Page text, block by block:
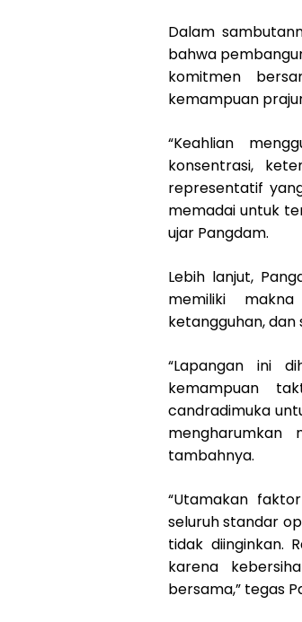
Dalam
bahwa
komitmen
kemampuan
“Keahlian
konsentrasi,
representatif
memadai untuk
ujar Pangdam.
Lebih lanjut,
memiliki
ketangguhan,
“Lapangan ini
kemampuan
candradimuka
mengharumkan
tambahnya.
“Utamakan
seluruh standar
tidak diinginkan.
karena
bersama,” tegas